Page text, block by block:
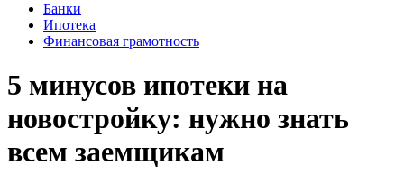
Банки
Ипотека
Финансовая грамотность
5 минусов ипотеки на
новостройку: нужно знать
всем заемщикам